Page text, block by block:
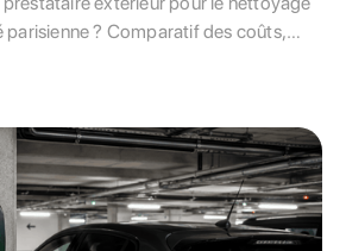
? Comparatif des coûts,